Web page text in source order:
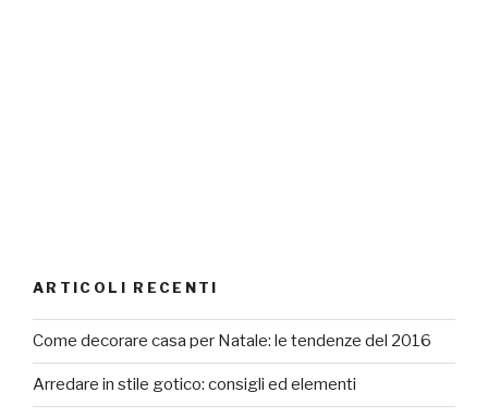
ARTICOLI RECENTI
Come decorare casa per Natale: le tendenze del 2016
Arredare in stile gotico: consigli ed elementi